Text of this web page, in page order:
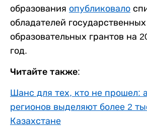
образования опубликовало
обладателей государственных
образовательных грантов на
год.
Читайте также:
Шанс для тех, кто не прошел:
регионов выделяют более 2
Казахстане